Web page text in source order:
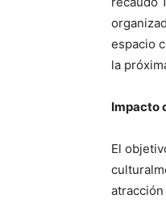
espacio
la
Impacto
El